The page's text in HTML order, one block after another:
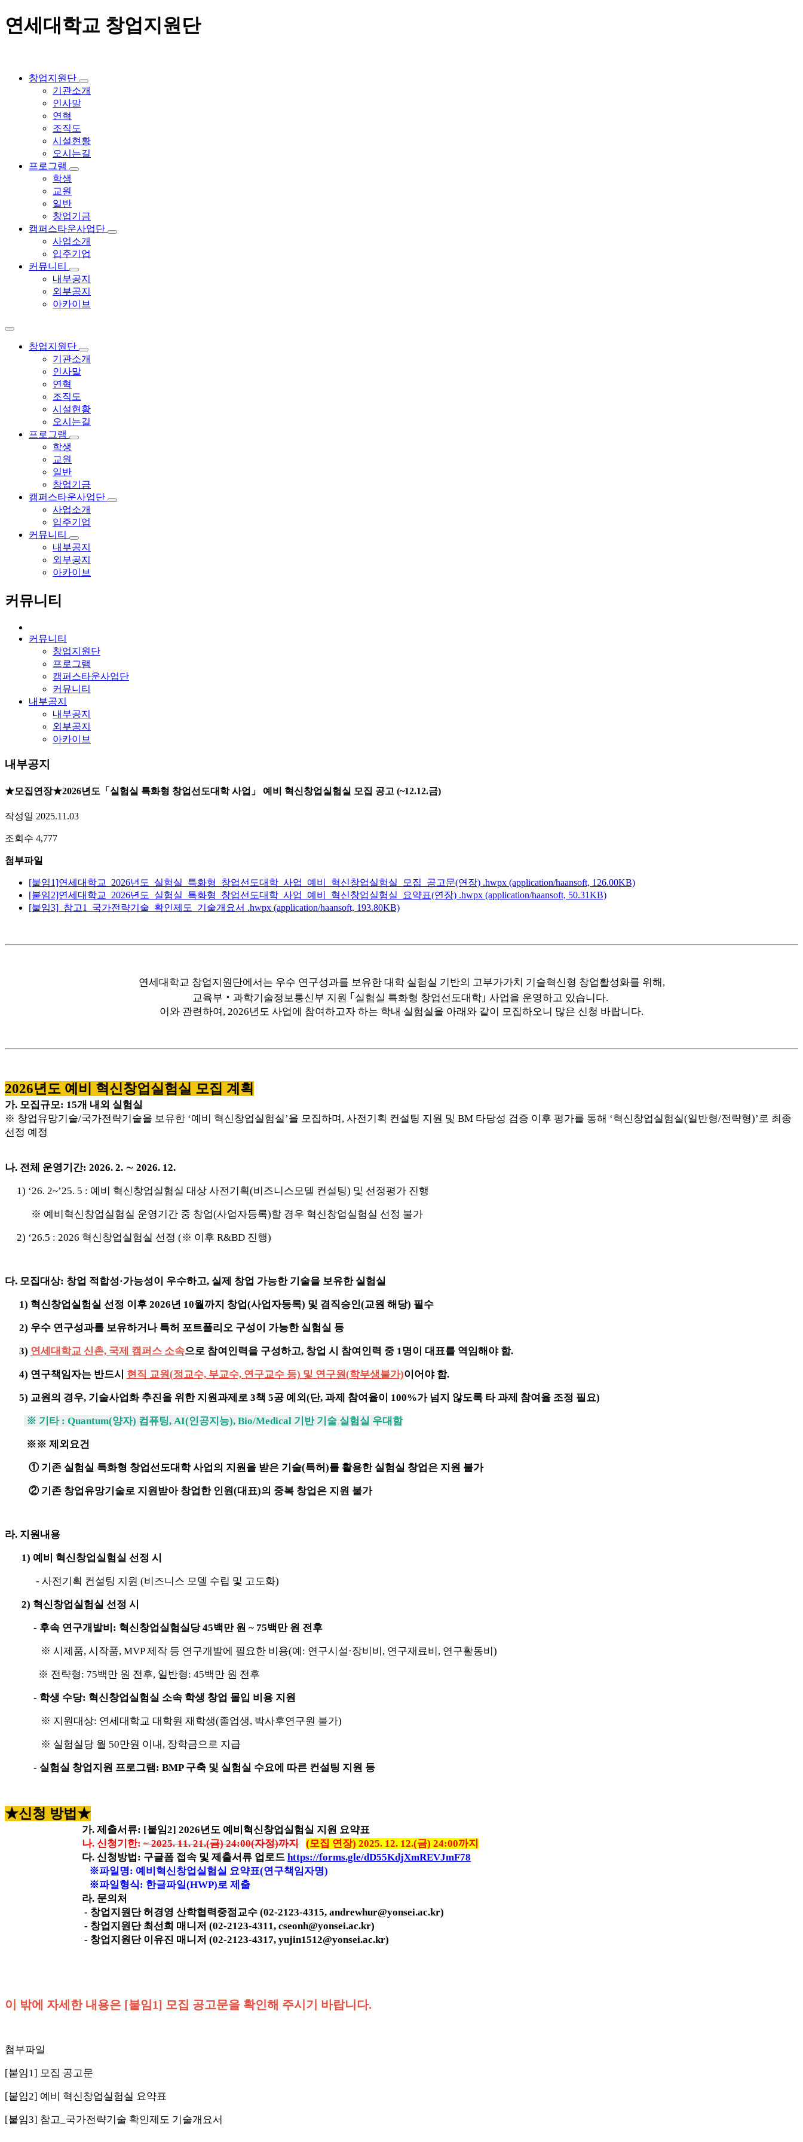
연세대학교 창업지원단
창업지원단
기관소개
인사말
연혁
조직도
시설현황
오시는길
프로그램
학생
교원
일반
창업기금
캠퍼스타운사업단
사업소개
입주기업
커뮤니티
내부공지
외부공지
아카이브
창업지원단
기관소개
인사말
연혁
조직도
시설현황
오시는길
프로그램
학생
교원
일반
창업기금
캠퍼스타운사업단
사업소개
입주기업
커뮤니티
내부공지
외부공지
아카이브
커뮤니티
커뮤니티
창업지원단
프로그램
캠퍼스타운사업단
커뮤니티
내부공지
내부공지
외부공지
아카이브
내부공지
★모집연장★2026년도「실험실 특화형 창업선도대학 사업」 예비 혁신창업실험실 모집 공고 (~12.12.금)
작성일 2025.11.03
조회수 4,777
첨부파일
[붙임1]연세대학교_2026년도_실험실_특화형_창업선도대학_사업_예비_혁신창업실험실_모집_공고문(연장) .hwpx (application/haansoft, 126.00KB)
[붙임2]연세대학교_2026년도_실험실_특화형_창업선도대학_사업_예비_혁신창업실험실_요약표(연장) .hwpx (application/haansoft, 50.31KB)
[붙임3]_참고1_국가전략기술_확인제도_기술개요서 .hwpx (application/haansoft, 193.80KB)
연세대학교 창업지원단에서는 우수 연구성과를 보유한 대학 실험실 기반의 고부가가치 기술혁신형 창업활성화를 위해,
교육부‧과학기술정보통신부 지원 ｢실험실 특화형 창업선도대학｣ 사업을 운영하고 있습니다.
이와 관련하여, 2026년도 사업에 참여하고자 하는 학내 실험실을 아래와 같이 모집하오니 많은 신청 바랍니다.
2026년도 예비 혁신창업실험실 모집 계획
가. 모집규모: 15개 내외 실험실
※ 창업유망기술/국가전략기술을 보유한 ‘예비 혁신창업실험실’을 모집하며, 사전기획 컨설팅 지원 및 BM 타당성 검증 이후 평가를 통해 ‘혁신창업실험실(일반형/전략형)’로 최종
선정 예정
나. 전체 운영기간: 2026. 2. ∼ 2026. 12.
1) ‘26. 2~’25. 5 : 예비 혁신창업실험실 대상 사전기획(비즈니스모델 컨설팅) 및 선정평가 진행
※ 예비혁신창업실험실 운영기간 중 창업(사업자등록)할 경우 혁신창업실험실 선정 불가
2) ‘26.5 : 2026 혁신창업실험실 선정 (※ 이후 R&BD 진행)
다. 모집대상: 창업 적합성·가능성이 우수하고, 실제 창업 가능한 기술을 보유한 실험실
1) 혁신창업실험실 선정 이후 2026년 10월까지 창업(사업자등록) 및 겸직승인(교원 해당) 필수
2) 우수 연구성과를 보유하거나 특허 포트폴리오 구성이 가능한 실험실 등
3) 연세대학교 신촌, 국제 캠퍼스 소속으로 참여인력을 구성하고, 창업 시 참여인력 중 1명이 대표를 역임해야 함.
4) 연구책임자는 반드시 현직 교원(정교수, 부교수, 연구교수 등) 및 연구원(학부생불가)이어야 함.
5) 교원의 경우, 기술사업화 추진을 위한 지원과제로 3책 5공 예외(단, 과제 참여율이 100%가 넘지 않도록 타 과제 참여율 조정 필요)
※ 기타 : Quantum(양자) 컴퓨팅, AI(인공지능), Bio/Medical 기반 기술 실험실 우대함
※※ 제외요건
① 기존 실험실 특화형 창업선도대학 사업의 지원을 받은 기술(특허)를 활용한 실험실 창업은 지원 불가
② 기존 창업유망기술로 지원받아 창업한 인원(대표)의 중복 창업은 지원 불가
라. 지원내용
1) 예비 혁신창업실험실 선정 시
- 사전기획 컨설팅 지원 (비즈니스 모델 수립 및 고도화)
2) 혁신창업실험실 선정 시
- 후속 연구개발비: 혁신창업실험실당 45백만 원 ~ 75백만 원 전후
※ 시제품, 시작품, MVP 제작 등 연구개발에 필요한 비용(예: 연구시설·장비비, 연구재료비, 연구활동비)
※ 전략형: 75백만 원 전후, 일반형: 45백만 원 전후
- 학생 수당: 혁신창업실험실 소속 학생 창업 몰입 비용 지원
※ 지원대상: 연세대학교 대학원 재학생(졸업생, 박사후연구원 불가)
※ 실험실당 월 50만원 이내, 장학금으로 지급
- 실험실 창업지원 프로그램: BMP 구축 및 실험실 수요에 따른 컨설팅 지원 등
★신청 방법★
가. 제출서류: [붙임2] 2026년도 예비혁신창업실험실 지원 요약표
나. 신청기한: ~ 2025. 11. 21.(금) 24:00(자정)까지
(모집 연장) 2025. 12. 12.(금) 24:00까지
다. 신청방법: 구글폼 접속 및 제출서류 업로드 https://forms.gle/dD55KdjXmREVJmF78
※파일명: 예비혁신창업실험실 요약표(연구책임자명)
※파일형식: 한글파일(HWP)로 제출
라. 문의처
- 창업지원단 허경영 산학협력중점교수 (02-2123-4315, andrewhur@yonsei.ac.kr)
- 창업지원단 최선희 매니저 (02-2123-4311, cseonh@yonsei.ac.kr)
- 창업지원단 이유진 매니저 (02-2123-4317, yujin1512@yonsei.ac.kr)
이 밖에 자세한 내용은 [붙임1] 모집 공고문을 확인해 주시기 바랍니다.
첨부파일
[붙임1] 모집 공고문
[붙임2] 예비 혁신창업실험실 요약표
[붙임3] 참고_국가전략기술 확인제도 기술개요서